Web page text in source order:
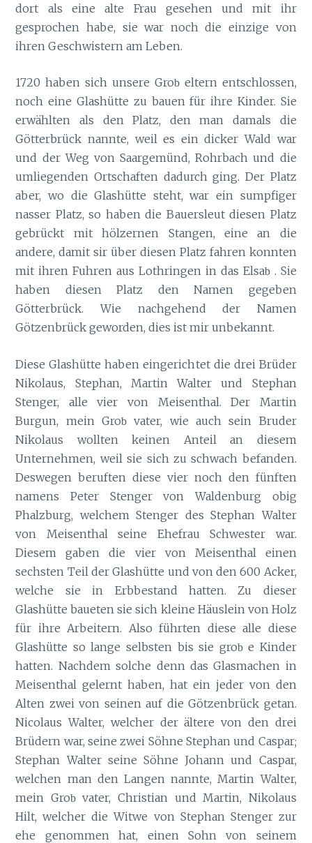
dort als eine alte Frau gesehen und mit ihr
gesprochen habe, sie war noch die einzige von
ihren Geschwistern am Leben.
1720 haben sich unsere Grobeltern entschlossen,
noch eine Glashütte zu bauen für ihre Kinder. Sie
erwählten als den Platz, den man damals die
Götterbrück nannte, weil es ein dicker Wald war
und der Weg von Saargemünd, Rohrbach und die
umliegenden Ortschaften dadurch ging. Der Platz
aber, wo die Glashütte steht, war ein sumpfiger
nasser Platz, so haben die Bauersleut diesen Platz
gebrückt mit hölzernen Stangen, eine an die
andere, damit sir über diesen Platz fahren konnten
mit ihren Fuhren aus Lothringen in das Elsab. Sie
haben diesen Platz den Namen gegeben
Götterbrück. Wie nachgehend der Namen
Götzenbrück geworden, dies ist mir unbekannt.
Diese Glashütte haben eingerichtet die drei Brüder
Nikolaus, Stephan, Martin Walter und Stephan
Stenger, alle vier von Meisenthal. Der Martin
Burgun, mein Grob vater, wie auch sein Bruder
Nikolaus wollten keinen Anteil an diesem
Unternehmen, weil sie sich zu schwach befanden.
Deswegen beruften diese vier noch den fünften
namens Peter Stenger von Waldenburg obig
Phalzburg, welchem Stenger des Stephan Walter
von Meisenthal seine Ehefrau Schwester war.
Diesem gaben die vier von Meisenthal einen
sechsten Teil der Glashütte und von den 600 Acker,
welche sie in Erbbestand hatten. Zu dieser
Glashütte baueten sie sich kleine Häuslein von Holz
für ihre Arbeitern. Also führten diese alle diese
Glashütte so lange selbsten bis sie grobe Kinder
hatten. Nachdem solche denn das Glasmachen in
Meisenthal gelernt haben, hat ein jeder von den
Alten zwei von seinen auf die Götzenbrück getan.
Nicolaus Walter, welcher der ältere von den drei
Brüdern war, seine zwei Söhne Stephan und Caspar;
Stephan Walter seine Söhne Johann und Caspar,
welchen man den Langen nannte, Martin Walter,
mein Grobvater, Christian und Martin, Nikolaus
Hilt, welcher die Witwe von Stephan Stenger zur
ehe genommen hat, einen Sohn von seinem